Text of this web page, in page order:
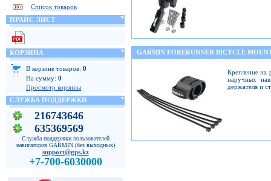
Список товаров
ПРАЙС ЛИСТ
КОРЗИНА
В корзине товаров: 0
На сумму: 0
Просмотр корзины
СЛУЖБА ПОДДЕРЖКИ
216743646
635369569
Служба поддержки пользователей
навигаторов GARMIN (без выходных)
support@gps.kz
+7-700-6030000
GARMIN FORERUNNER BICYCLE
Крепление на
наручных
держателя и